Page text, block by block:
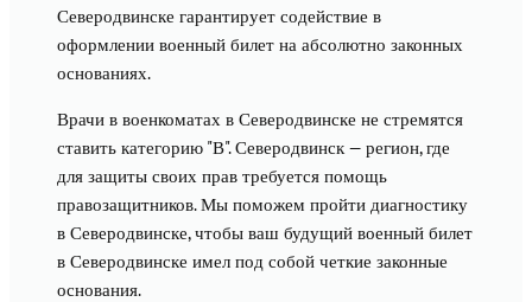
Северодвинске гарантирует содействие в
оформлении военный билет на абсолютно законных
основаниях.
Врачи в военкоматах в Северодвинске не стремятся
ставить категорию "В". Северодвинск — регион, где
для защиты своих прав требуется помощь
правозащитников. Мы поможем пройти диагностику
в Северодвинске, чтобы ваш будущий военный билет
в Северодвинске имел под собой четкие законные
основания.